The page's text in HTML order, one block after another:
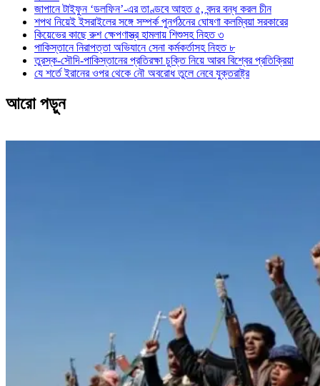
জাপানে টাইফুন ‘ডলফিন’-এর তাণ্ডবে আহত ৫, বন্দর বন্ধ করল চীন
শপথ নিয়েই ইসরাইলের সঙ্গে সম্পর্ক পুনর্গঠনের ঘোষণা কলম্বিয়া সরকারের
কিয়েভের কাছে রুশ ক্ষেপণাস্ত্র হামলায় শিশুসহ নিহত ৩
পাকিস্তানে নিরাপত্তা অভিযানে সেনা কর্মকর্তাসহ নিহত ৮
তুরস্ক-সৌদি-পাকিস্তানের প্রতিরক্ষা চুক্তি নিয়ে আরব বিশ্বের প্রতিক্রিয়া
যে শর্তে ইরানের ওপর থেকে নৌ অবরোধ তুলে নেবে যুক্তরাষ্ট্র
আরো পড়ুন